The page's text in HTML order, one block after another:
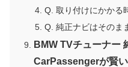
Q. 取り付けにかかる
Q. 純正ナビはそのま
BMW TVチューナー
CarPassengerが賢